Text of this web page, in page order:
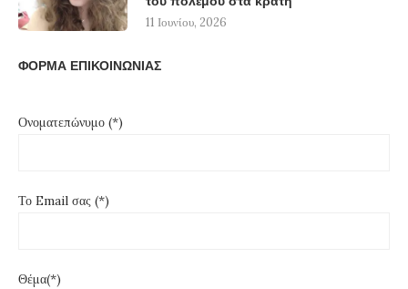
11 Ιουνίου, 2026
ΦΟΡΜΑ ΕΠΙΚΟΙΝΩΝΙΑΣ
Ονοματεπώνυμο (*)
Το Email σας (*)
Θέμα(*)